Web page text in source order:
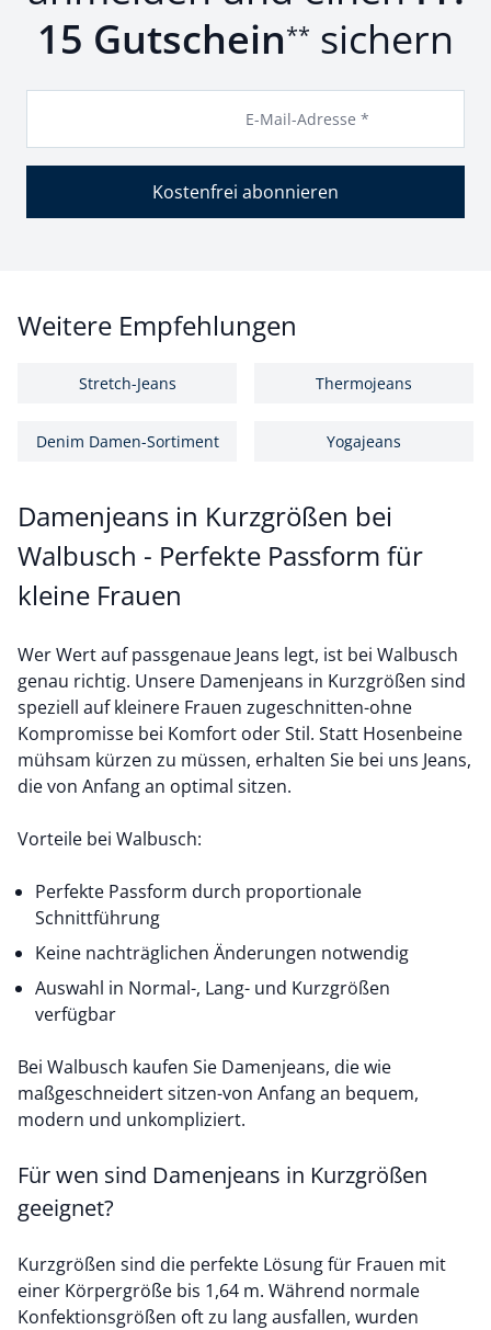
15 Gutschein** sichern
E-Mail-Adresse *
Kostenfrei abonnieren
Weitere Empfehlungen
Stretch-Jeans Thermojeans
Denim Damen-Sortiment Yogajeans
Damenjeans in Kurzgrößen bei
Walbusch - Perfekte Passform für
kleine Frauen
Wer Wert auf passgenaue Jeans legt, ist bei Walbusch
genau richtig. Unsere Damenjeans in Kurzgrößen sind
speziell auf kleinere Frauen zugeschnitten-ohne
Kompromisse bei Komfort oder Stil. Statt Hosenbeine
mühsam kürzen zu müssen, erhalten Sie bei uns Jeans,
die von Anfang an optimal sitzen.
Vorteile bei Walbusch:
Perfekte Passform durch proportionale
Schnittführung
Keine nachträglichen Änderungen notwendig
Auswahl in Normal-, Lang- und Kurzgrößen
verfügbar
Bei Walbusch kaufen Sie Damenjeans, die wie
maßgeschneidert sitzen-von Anfang an bequem,
modern und unkompliziert.
Für wen sind Damenjeans in Kurzgrößen
geeignet?
Kurzgrößen sind die perfekte Lösung für Frauen mit
einer Körpergröße bis 1,64 m. Während normale
Konfektionsgrößen oft zu lang ausfallen, wurden